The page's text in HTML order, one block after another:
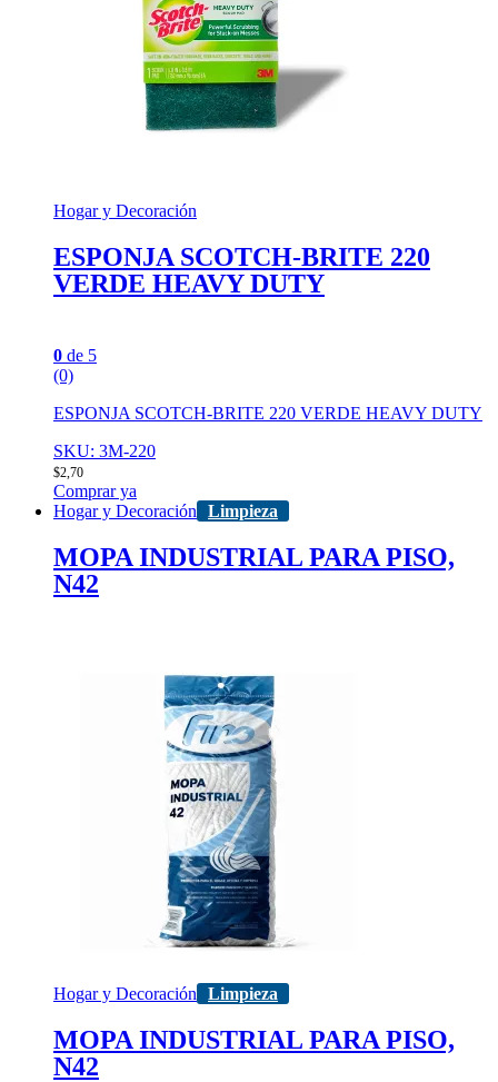
Hogar y Decoración
ESPONJA SCOTCH-BRITE 220
VERDE HEAVY DUTY
0 de 5
(0)
ESPONJA SCOTCH-BRITE 220 VERDE HEAVY DUTY
SKU: 3M-220
$2,70
Comprar ya
Hogar y Decoración
Limpieza
MOPA INDUSTRIAL PARA PISO,
N42
Hogar y Decoración Limpieza
MOPA INDUSTRIAL PARA PISO,
N42